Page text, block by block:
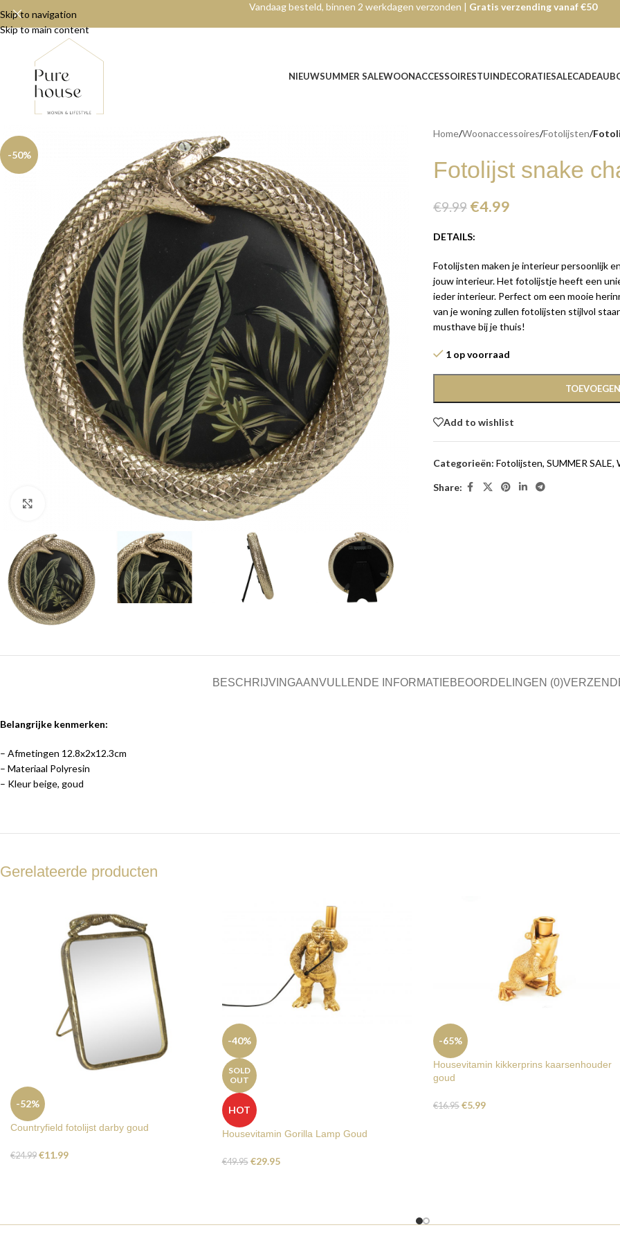
Skip to navigation
Skip to main content
Vandaag besteld, binnen 2 werkdagen verzonden | Gratis verzending vanaf €50
NIEUWSUMMER SALEWOONACCESSOIRESTUINDECORATIESALE
-50%
Home/Woonaccessoires/Fotolijsten/
Fotolijst snake
€9.99 €4.99
DETAILS:
Fotolijsten maken je interieur persoonlijk
jouw interieur. Het fotolijstje heeft een
ieder interieur. Perfect om een mooie
van je woning zullen fotolijsten stijlvol
musthave bij je thuis!
1 op voorraad
Add to wishlist
Categorieën: Fotolijsten, SUMMER SALE,
Share:
BESCHRIJVINGAANVULLENDE INFORMATIEBEOORDELINGEN (0)
Belangrijke kenmerken:
– Afmetingen 12.8x2x12.3cm
– Materiaal Polyresin
– Kleur beige, goud
Gerelateerde producten
-52%
Countryfield fotolijst darby goud
€24.99 €11.99
-40%
SOLD
OUT
HOT
Housevitamin Gorilla Lamp Goud
€49.95 €29.95
-65%
Housevitamin kikkerprins kaarsenhouder
goud
€16.95 €5.99